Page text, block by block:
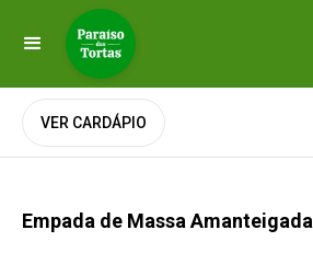
VER CARDÁPIO
Empada de Massa Amanteigada